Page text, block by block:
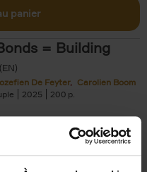
panier
= Building
(EN)
De Feyter
Carolien Boom
2025 200